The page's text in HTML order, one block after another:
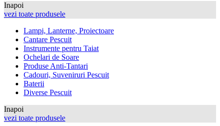
Inapoi
vezi toate produsele
Lampi, Lanterne, Proiectoare
Cantare Pescuit
Instrumente pentru Taiat
Ochelari de Soare
Produse Anti-Tantari
Cadouri, Suveniruri Pescuit
Baterii
Diverse Pescuit
Inapoi
vezi toate produsele